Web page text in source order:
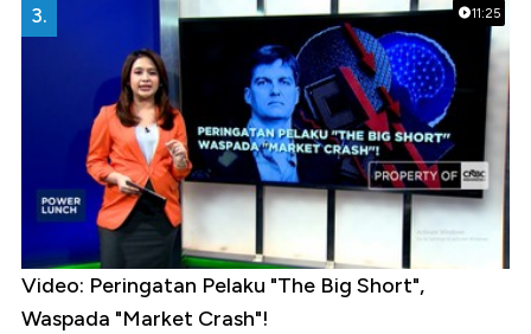
11:25
3.
Video: Peringatan Pelaku "The Big Short",
Waspada "Market Crash"!